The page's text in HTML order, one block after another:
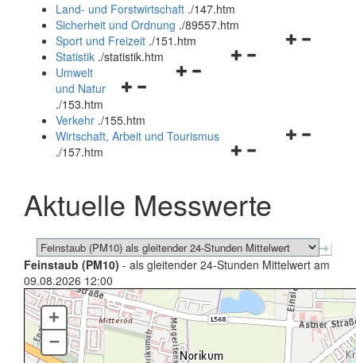
und
schließen
Land- und Forstwirtschaft ./147.htm
Sicherheit und Ordnung ./89557.htm
Navigationsmenü
Sport und Freizeit ./151.htm
Navigationsmenü
Statistik ./statistik.htm
Navigationsmenü
und
schließen
Umwelt
und Natur
./153.htm
Verkehr ./155.htm
Navigationsmenü
schließen
Wirtschaft, Arbeit und Tourismus
./157.htm
Aktuelle Messwerte
Feinstaub (PM10) - als gleitender 24-Stunden Mittelwert am
09.08.2026 12:00
+
–